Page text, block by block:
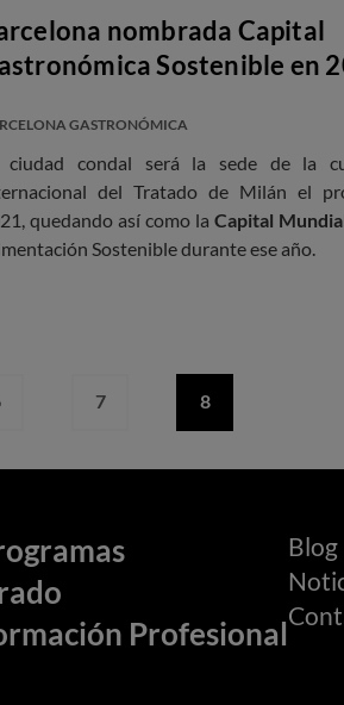
nombrada Capital
Sostenible en
GASTRONÓMICA
ciudad condal será la sede de la
del Tratado de Milán el
quedando así como la Capital
Sostenible durante ese año.
Página
7
Página
actual
8
Profesional
Blog